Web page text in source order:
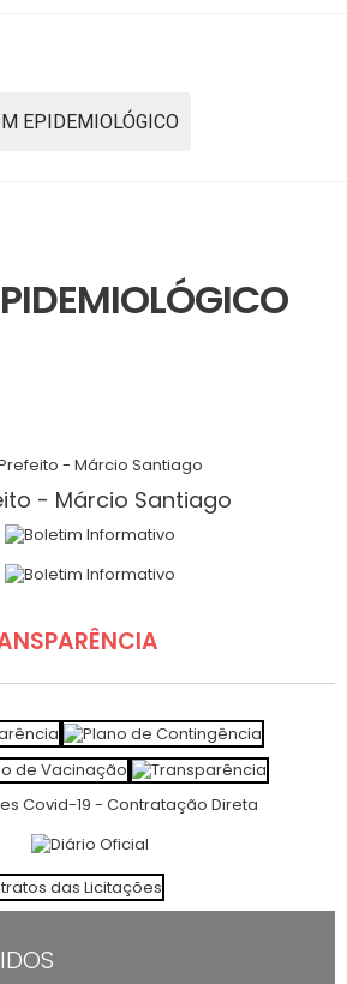
EPIDEMIOLÓGICO
- Márcio Santiago